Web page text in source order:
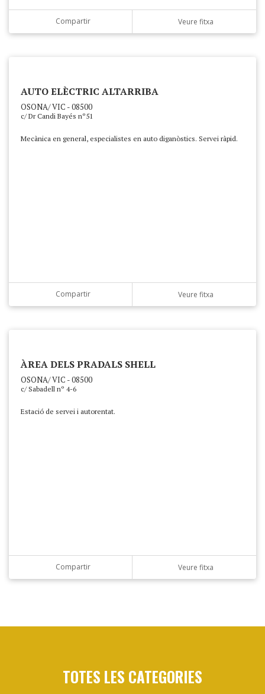
Compartir Veure fitxa
AUTO ELÈCTRIC ALTARRIBA
OSONA/ VIC - 08500
c/ Dr Candi Bayés nº51
Mecànica en general, especialistes en auto diganòstics. Servei ràpid.
Compartir Veure fitxa
ÀREA DELS PRADALS SHELL
OSONA/ VIC - 08500
c/ Sabadell nº 4-6
Estació de servei i autorentat.
Compartir Veure fitxa
TOTES LES CATEGORIES